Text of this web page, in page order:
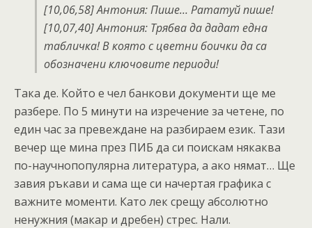
[10,06,58] Антония: Пише… Рататуй пише!
[10,07,40] Антония: Трябва да дадат една
табличка! В която с цветни боички да са
обозначени ключовите периоди!
Така де. Който е чел банкови документи ще ме
разбере. По 5 минути на изречение за четене, по
един час за превеждане на разбираем език. Тази
вечер ще мина през ПИБ да си поискам някаква
по-научнопопулярна литература, а ако нямат… Ще
завия ръкави и сама ще си начертая графика с
важните моменти. Като лек срещу абсолютно
ненужния (макар и дребен) стрес. Нали.